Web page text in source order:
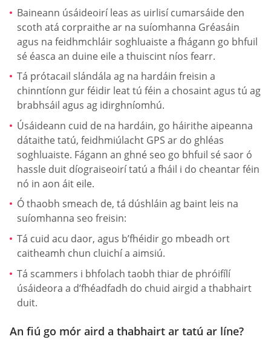
Baineann úsáideoirí leas as uirlisí cumarsáide den
scoth atá corpraithe ar na suíomhanna Gréasáin
agus na feidhmchláir soghluaiste a fhágann go bhfuil
sé éasca an duine eile a thuiscint níos fearr.
Tá prótacail slándála ag na hardáin freisin a
chinntíonn gur féidir leat tú féin a chosaint agus tú ag
brabhsáil agus ag idirghníomhú.
Úsáideann cuid de na hardáin, go háirithe aipeanna
dátaithe tatú, feidhmiúlacht GPS ar do ghléas
soghluaiste. Fágann an ghné seo go bhfuil sé saor ó
hassle duit díograiseoirí tatú a fháil i do cheantar féin
nó in aon áit eile.
Ó thaobh smeach de, tá dúshláin ag baint leis na
suíomhanna seo freisin:
Tá cuid acu daor, agus b’fhéidir go mbeadh ort
caitheamh chun cluichí a aimsiú.
Tá scammers i bhfolach taobh thiar de phróifílí
úsáideora a d’fhéadfadh do chuid airgid a thabhairt
duit.
An fiú go mór aird a thabhairt ar tatú ar líne?